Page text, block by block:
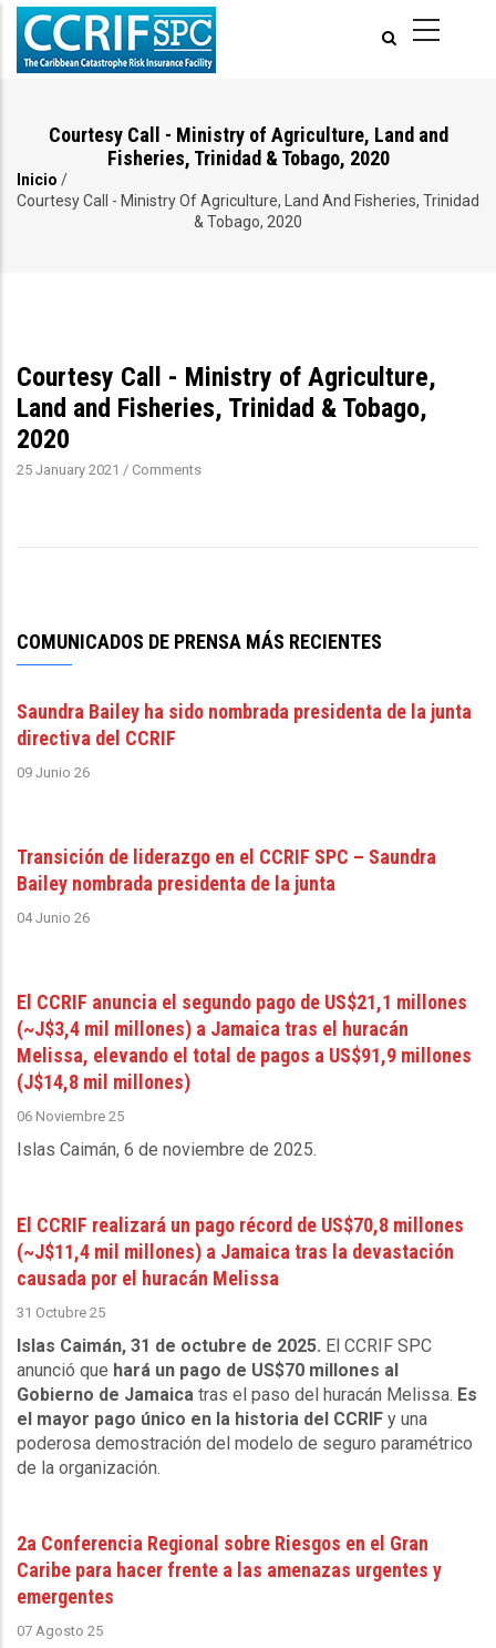
Pasar
contenido
Courtesy Call - Ministry of Agriculture, Land and
Fisheries, Trinidad & Tobago, 2020
Ruta
Inicio /
Courtesy Call - Ministry Of Agriculture, Land And Fisheries, Trinidad
& Tobago, 2020
Courtesy Call - Ministry of Agriculture,
Land and Fisheries, Trinidad & Tobago,
2020
25 January 2021 / Comments
COMUNICADOS DE PRENSA MÁS RECIENTES
Saundra Bailey ha sido nombrada presidenta de la junta
directiva del CCRIF
09 Junio 26
Transición de liderazgo en el CCRIF SPC – Saundra
Bailey nombrada presidenta de la junta
04 Junio 26
El CCRIF anuncia el segundo pago de US$21,1 millones
(~J$3,4 mil millones) a Jamaica tras el huracán
Melissa, elevando el total de pagos a US$91,9 millones
(J$14,8 mil millones)
06 Noviembre 25
Islas Caimán, 6 de noviembre de 2025.
El CCRIF realizará un pago récord de US$70,8 millones
(~J$11,4 mil millones) a Jamaica tras la devastación
causada por el huracán Melissa
31 Octubre 25
Islas Caimán, 31 de octubre de 2025. El CCRIF SPC
anunció que hará un pago de US$70 millones al
Gobierno de Jamaica tras el paso del huracán Melissa. Es
el mayor pago único en la historia del CCRIF y una
poderosa demostración del modelo de seguro paramétrico
de la organización.
2a Conferencia Regional sobre Riesgos en el Gran
Caribe para hacer frente a las amenazas urgentes y
emergentes
07 Agosto 25